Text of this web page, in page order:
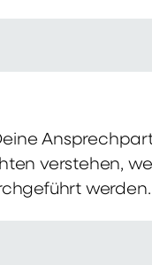
verstehen,
werden.